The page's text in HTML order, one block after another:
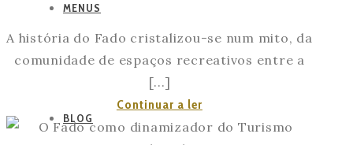
MENUS
BLOG
A história do Fado cristalizou-se num mito, da
comunidade de espaços recreativos entre a
[...]
Continuar a lerO
Papel